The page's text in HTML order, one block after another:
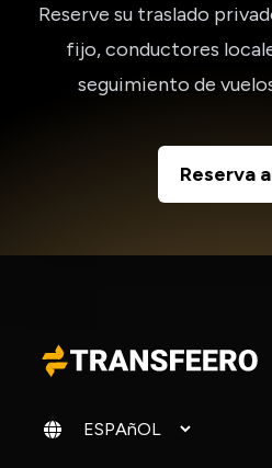
Reserve su traslado
fijo, conductores
seguimiento de
Reserva
Cambiar idioma